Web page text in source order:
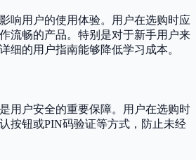
响用户的使用体验。用户在选购时应
流畅的产品。特别是对于新手用户来
细的用户指南能够降低学习成本。
用户安全的重要保障。用户在选购时
按钮或PIN码验证等方式，防止未经